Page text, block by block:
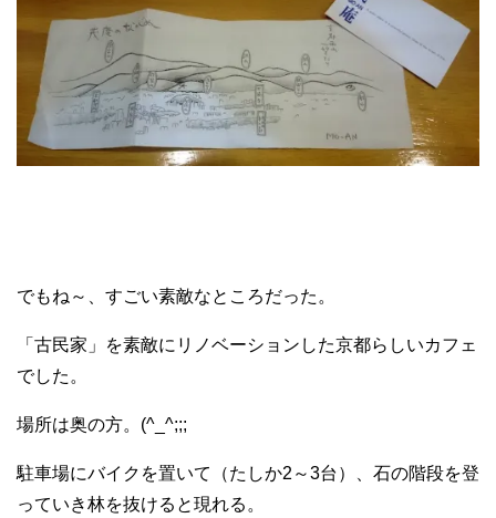
でもね～、すごい素敵なところだった。
「古民家」を素敵にリノベーションした京都らしいカフェ
でした。
場所は奥の方。(^_^;;;
駐車場にバイクを置いて（たしか2～3台）、石の階段を登
っていき林を抜けると現れる。